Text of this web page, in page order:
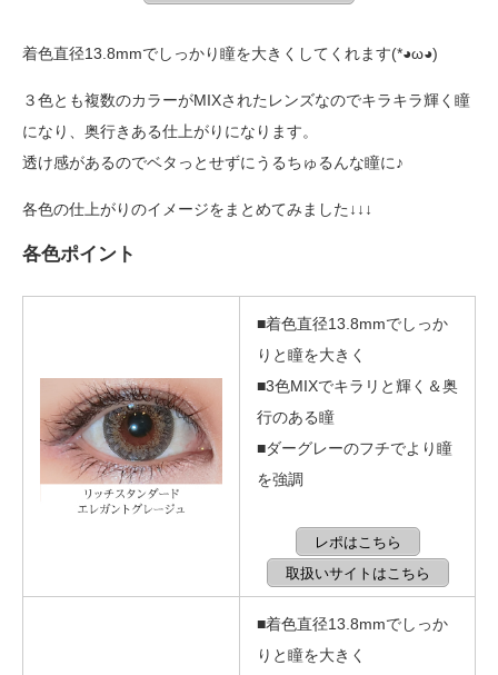
着色直径13.8mmでしっかり瞳を大きくしてくれます(*◕ω◕)
３色とも複数のカラーがMIXされたレンズなのでキラキラ輝く瞳
になり、奥行きある仕上がりになります。
透け感があるのでベタっとせずにうるちゅるんな瞳に♪
各色の仕上がりのイメージをまとめてみました↓↓↓
各色ポイント
■着色直径13.8mmでしっか
りと瞳を大きく
■3色MIXでキラリと輝く＆奥
行のある瞳
■ダーグレーのフチでより瞳
を強調
レポはこちら
取扱いサイトはこちら
■着色直径13.8mmでしっか
りと瞳を大きく